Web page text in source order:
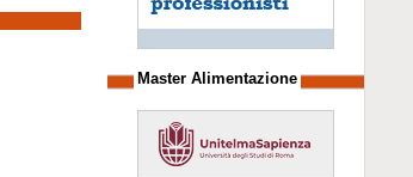
Master Alimentazione